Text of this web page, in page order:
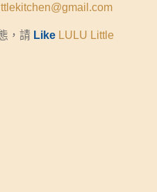
，請 Like LULU Little